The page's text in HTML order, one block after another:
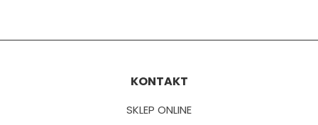
KONTAKT
SKLEP ONLINE